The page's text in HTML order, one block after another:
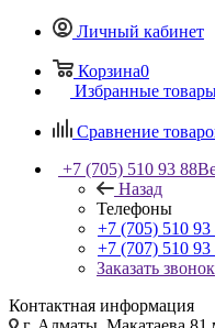
Личный кабинет
Корзина0
Избранные
Сравнение
+7 (705) 510 93 88
Назад
Телефоны
+7 (705) 510 93
+7 (707) 510 93
Заказать звонок
Контактная информация